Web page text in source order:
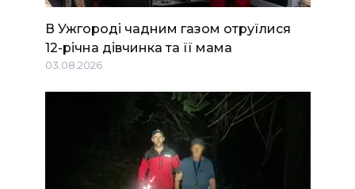
В Ужгороді чадним газом отруїлися
12-річна дівчинка та її мама
03.08.2026